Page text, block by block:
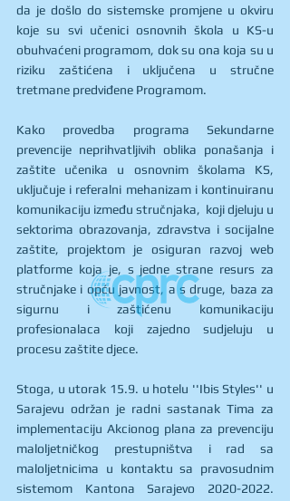
da je došlo do sistemske promjene u okviru
koje su svi učenici osnovnih škola u KS-u
obuhvaćeni programom, dok su ona koja su u
riziku zaštićena i uključena u stručne
tretmane predviđene Programom.
Kako provedba programa Sekundarne
prevencije neprihvatljivih oblika ponašanja i
zaštite učenika u osnovnim školama KS,
uključuje i referalni mehanizam i kontinuiranu
komunikaciju između stručnjaka,  koji djeluju u
sektorima obrazovanja, zdravstva i socijalne
zaštite, projektom je osiguran razvoj web
platforme koja je, s jedne strane resurs za
stručnjake i opću javnost, a s druge, baza za
sigurnu i zaštićenu komunikaciju
profesionalaca koji zajedno sudjeluju u
procesu zaštite djece.
Stoga, u utorak 15.9. u hotelu ''Ibis Styles'' u
Sarajevu održan je radni sastanak Tima za
implementaciju Akcionog plana za prevenciju
maloljetničkog prestupništva i rad sa
maloljetnicima u kontaktu sa pravosudnim
sistemom Kantona Sarajevo 2020-2022.